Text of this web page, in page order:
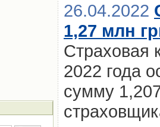
26.04.2022
1,27 млн
Страховая
2022 года
сумму